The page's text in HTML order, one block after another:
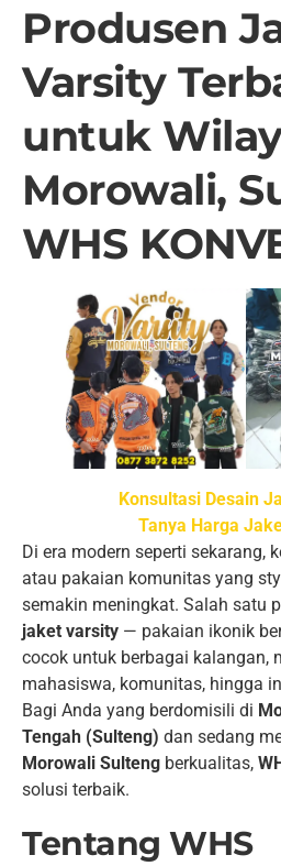
Produsen
Varsity
untuk
Morowali,
WHS
Konsultasi Desain
Tanya Harga
Di era modern seperti sekarang,
atau pakaian komunitas yang
semakin meningkat. Salah satu
jaket varsity — pakaian ikonik
cocok untuk berbagai kalangan,
mahasiswa, komunitas, hingga
Bagi Anda yang berdomisili di
Tengah (Sulteng) dan sedang
Morowali Sulteng berkualitas,
solusi terbaik.
Tentang WHS